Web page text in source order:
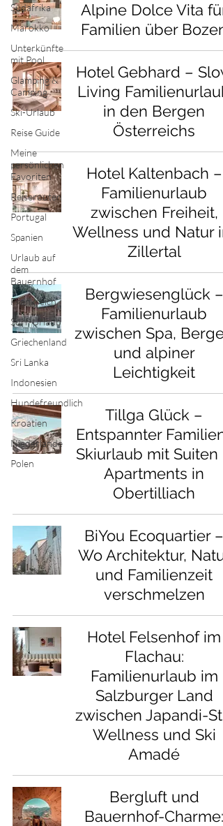
Südafrika
Marokko
Unterkünfte
mit Pool
Glamping &
Camping
Ski-Urlaub
Reise Guide
Meine
persönlichen
Favoriten
Reiserouten
Portugal
Spanien
Urlaub auf
dem
Bauernhof
Frankreich
Surf-Urlaub
Griechenland
Sri Lanka
Indonesien
Hundefreundlich
Kroatien
Niederlande
Polen
Alpine Dolce Vita für
Familien über Bozen
Hotel Gebhard – Slow
Living Familienurlaub
in den Bergen
Österreichs
Hotel Kaltenbach –
Familienurlaub
zwischen Freiheit,
Wellness und Natur
Zillertal
Bergwiesenglück –
Familienurlaub
zwischen Spa,
und alpiner
Leichtigkeit
Tillga Glück –
Entspannter Familien-
Skiurlaub mit Suiten &
Apartments in
Obertilliach
BiYou Ecoquartier –
Wo Architektur, Natur
und Familienzeit
verschmelzen
Hotel Felsenhof im
Flachau:
Familienurlaub im
Salzburger Land
zwischen Japandi-
Wellness und Ski
Amadé
Bergluft und
Bauernhof-Charme: